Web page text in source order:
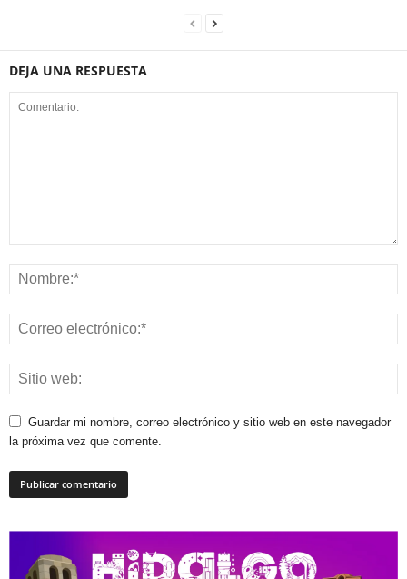
DEJA UNA RESPUESTA
Guardar mi nombre, correo electrónico y sitio web en este navegador
la próxima vez que comente.